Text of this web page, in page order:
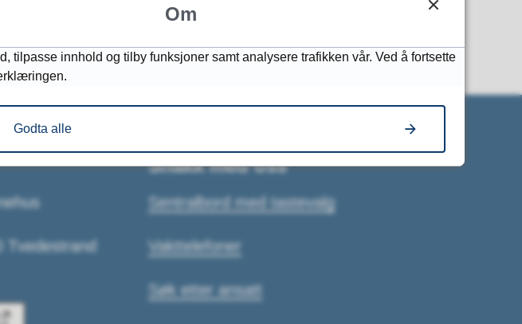
Tvedestrand
Snakk med oss
Sentralbord med tastevalg
Vakttelefoner
Søk etter ansatt
Om
innhold og tilby funksjoner samt analysere trafikken vår. Ved å fortsette
Godta alle